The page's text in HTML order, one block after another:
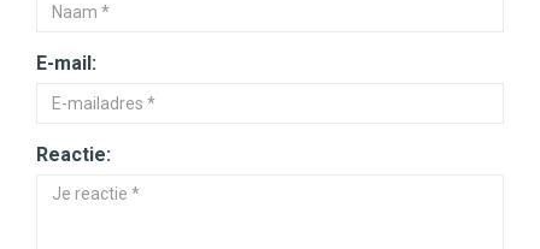
E-mail:
Reactie: